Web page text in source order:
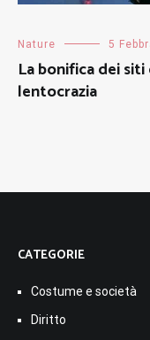
Nature 5
La bonifica dei
lentocrazia
CATEGORIE
Costume e società
Diritto